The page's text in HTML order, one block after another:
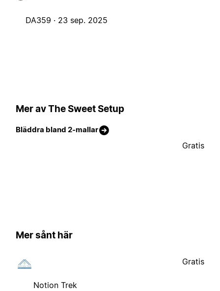
DA359 · 23 sep. 2025
Mer av The Sweet Setup
Bläddra bland 2-mallar
Gratis
Mer sånt här
Notion Trek
Gratis